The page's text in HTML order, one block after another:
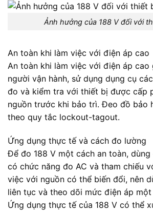
Ảnh hưởng của 188 V đối với
An toàn khi làm việc với điện áp cao
An toàn khi làm việc với điện áp cao
người vận hành, sử dụng dụng cụ
đo và kiểm tra với thiết bị được cấp
nguồn trước khi bảo trì. Đeo đồ bảo
theo quy tắc lockout-tagout.
Ứng dụng thực tế và cách đo lường
Để đo 188 V một cách an toàn,
có chức năng đo AC và tham chiếu
việc với nguồn có thể biến đổi, nên
liên tục và theo dõi mức điện áp
Ứng dụng thực tế của 188 V có thể